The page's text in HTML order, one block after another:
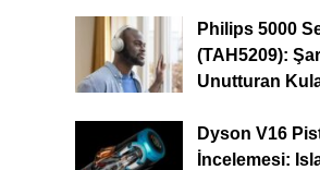
Philips 5000
(TAH5209):
Unutturan
Dyson V16
İncelemesi: